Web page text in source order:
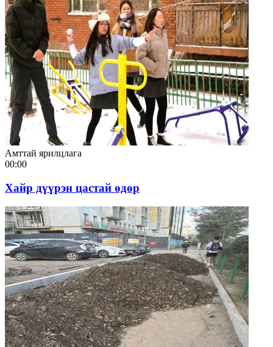
Амттай ярилцлага
00:00
Хайр дүүрэн цастай өдөр